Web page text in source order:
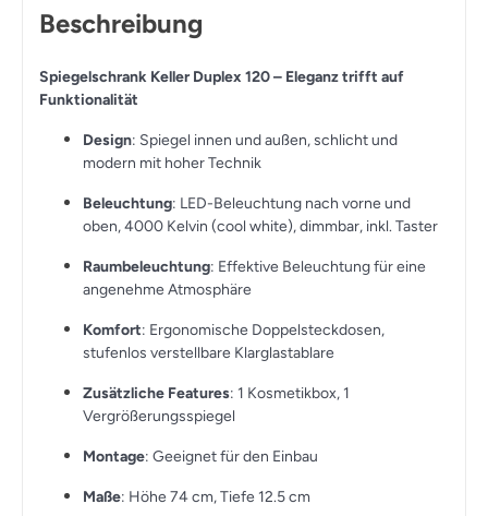
Beschreibung
Spiegelschrank Keller Duplex 120 – Eleganz trifft auf
Funktionalität
Design: Spiegel innen und außen, schlicht und
modern mit hoher Technik
Beleuchtung: LED-Beleuchtung nach vorne und
oben, 4000 Kelvin (cool white), dimmbar, inkl. Taster
Raumbeleuchtung: Effektive Beleuchtung für eine
angenehme Atmosphäre
Komfort: Ergonomische Doppelsteckdosen,
stufenlos verstellbare Klarglastablare
Zusätzliche Features: 1 Kosmetikbox, 1
Vergrößerungsspiegel
Montage: Geeignet für den Einbau
Maße: Höhe 74 cm, Tiefe 12.5 cm